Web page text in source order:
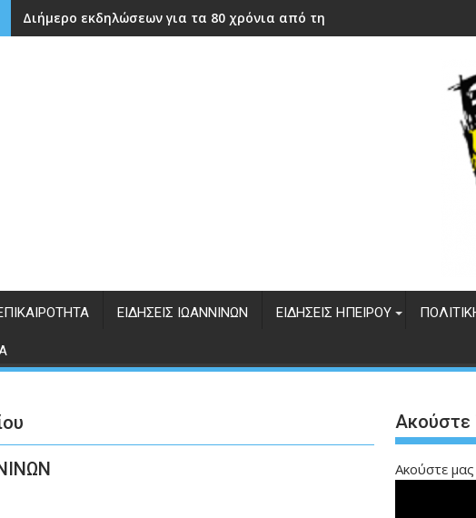
Διήμερο εκδηλώσεων για τα 80 χρόνια από την ίδρυση του ΔΣΕ
ΕΙΔΉΣΕΙΣ ΙΩΑΝΝΊΝΩΝ ΕΙΔΉΣΕΙΣ ΗΠΕΊΡΟΥ
Ακούστε
Ακούστε